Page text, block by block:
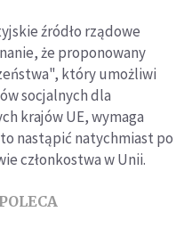
źródło rządowe
że proponowany
który umożliwi
socjalnych dla
krajów UE, wymaga
nastąpić natychmiast po
członkostwa w Unii.